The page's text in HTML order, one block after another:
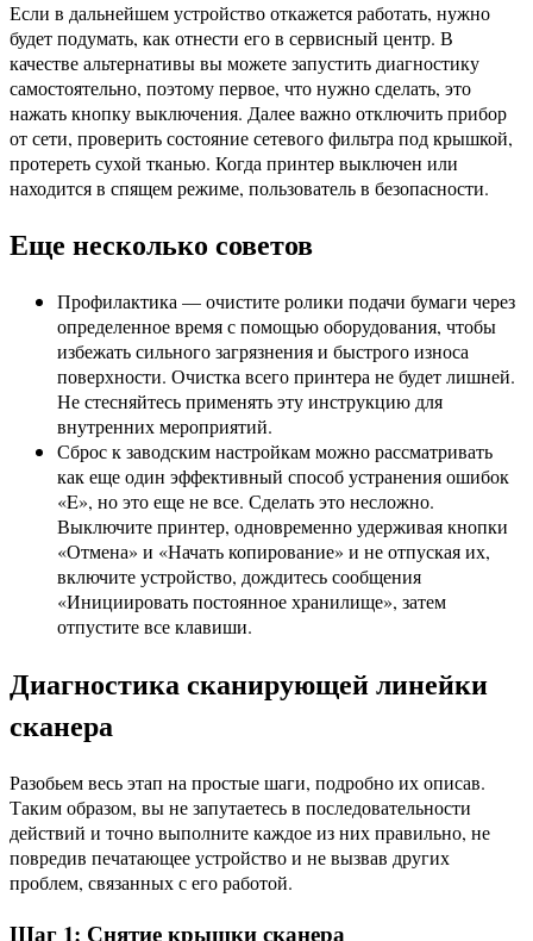
Если в дальнейшем устройство откажется работать, нужно
будет подумать, как отнести его в сервисный центр. В
качестве альтернативы вы можете запустить диагностику
самостоятельно, поэтому первое, что нужно сделать, это
нажать кнопку выключения. Далее важно отключить прибор
от сети, проверить состояние сетевого фильтра под крышкой,
протереть сухой тканью. Когда принтер выключен или
находится в спящем режиме, пользователь в безопасности.
Еще несколько советов
Профилактика — очистите ролики подачи бумаги через
определенное время с помощью оборудования, чтобы
избежать сильного загрязнения и быстрого износа
поверхности. Очистка всего принтера не будет лишней.
Не стесняйтесь применять эту инструкцию для
внутренних мероприятий.
Сброс к заводским настройкам можно рассматривать
как еще один эффективный способ устранения ошибок
«E», но это еще не все. Сделать это несложно.
Выключите принтер, одновременно удерживая кнопки
«Отмена» и «Начать копирование» и не отпуская их,
включите устройство, дождитесь сообщения
«Инициировать постоянное хранилище», затем
отпустите все клавиши.
Диагностика сканирующей линейки
сканера
Разобьем весь этап на простые шаги, подробно их описав.
Таким образом, вы не запутаетесь в последовательности
действий и точно выполните каждое из них правильно, не
повредив печатающее устройство и не вызвав других
проблем, связанных с его работой.
Шаг 1: Снятие крышки сканера